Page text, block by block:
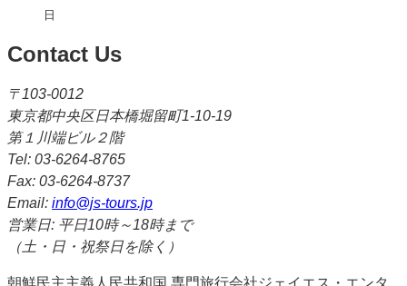
日
Contact Us
〒103-0012
東京都中央区日本橋堀留町1-10-19
第１川端ビル２階
Tel: 03-6264-8765
Fax: 03-6264-8737
Email: info@js-tours.jp
営業日: 平日10時～18時まで
（土・日・祝祭日を除く）